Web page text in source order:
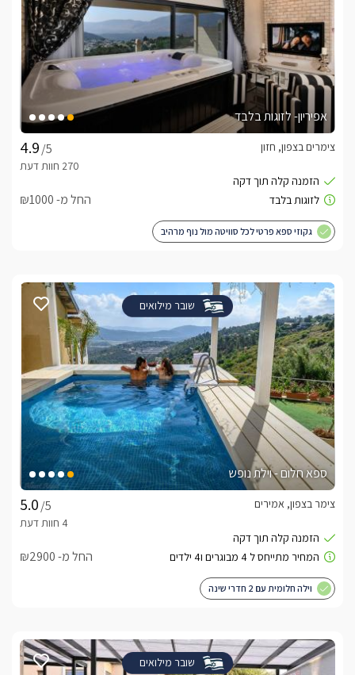
אפיריון- לזוגות בלבד
/5
צימרים בצפון, חזון
החל מ- ₪1000
גקוזי ספא פרטי לכל סוויטה מול נוף מרהיב
שובר מילואים
ספא חלום - וילת נופש
/5
צימר בצפון, אמירים
החל מ- ₪2900
וילה חלומית עם 2 חדרי שינה
שובר מילואים